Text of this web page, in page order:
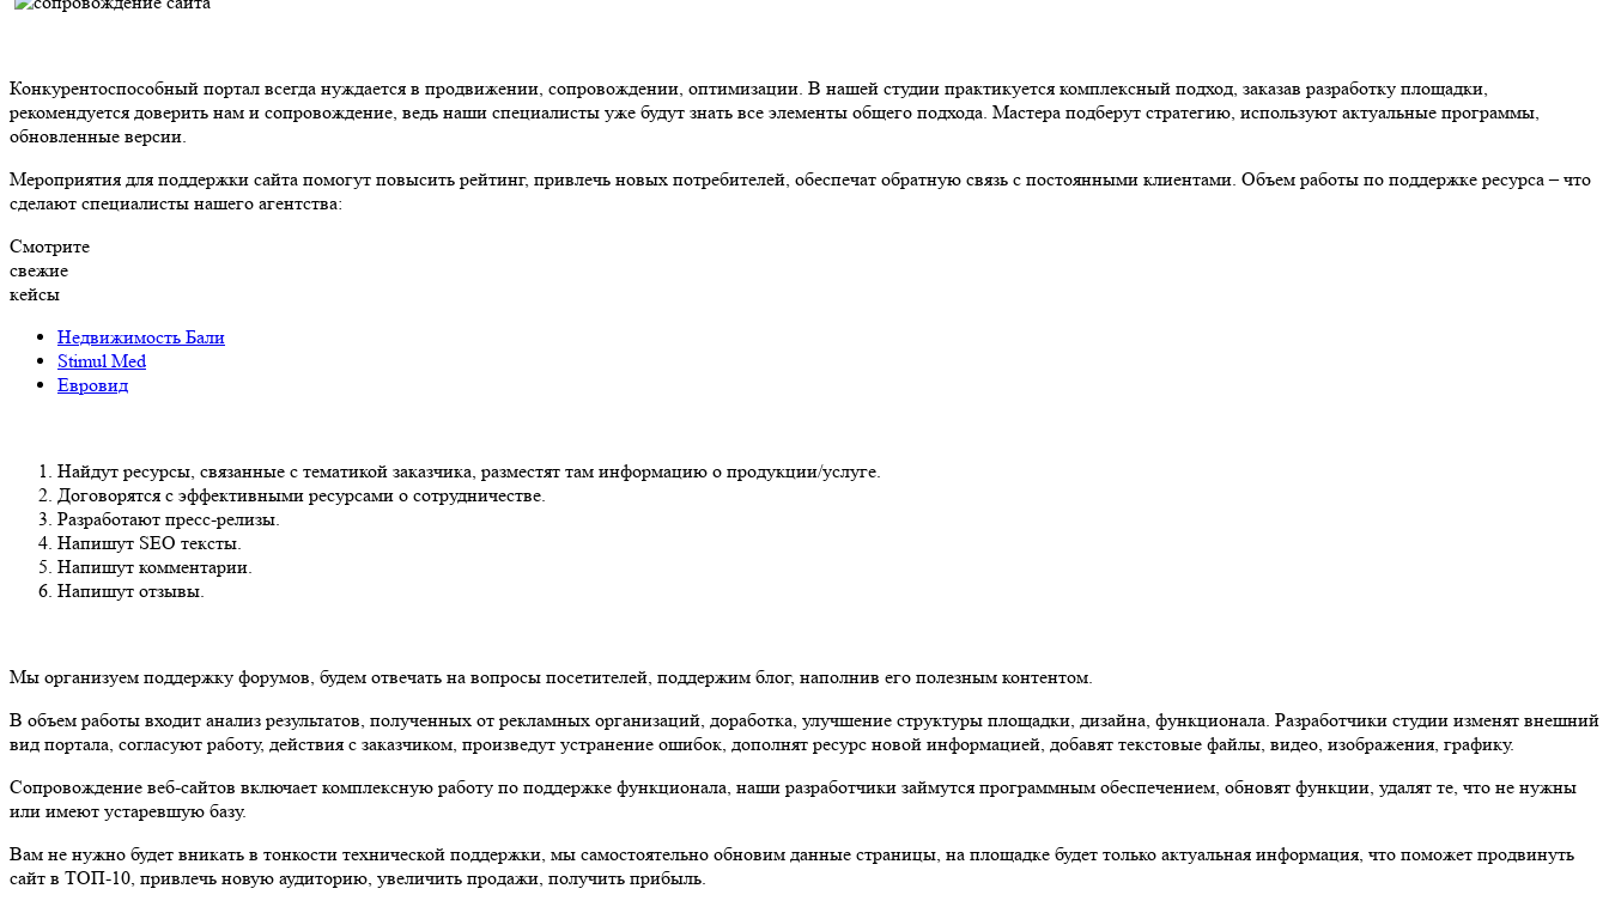
Конкурентоспособный портал всегда нуждается в продвижении, сопровождении, оптимизации. В нашей студии практикуется комплексный подход, заказав разработку площадки,
рекомендуется доверить нам и сопровождение, ведь наши специалисты уже будут знать все элементы общего подхода. Мастера подберут стратегию, используют актуальные программы,
обновленные версии.
Мероприятия для поддержки сайта помогут повысить рейтинг, привлечь новых потребителей, обеспечат обратную связь с постоянными клиентами. Объем работы по поддержке ресурса – что
сделают специалисты нашего агентства:
Смотрите
свежие
кейсы
Недвижимость Бали
Stimul Med
Евровид
Найдут ресурсы, связанные с тематикой заказчика, разместят там информацию о продукции/услуге.
Договорятся с эффективными ресурсами о сотрудничестве.
Разработают пресс-релизы.
Напишут SЕО тексты.
Напишут комментарии.
Напишут отзывы.
Мы организуем поддержку форумов, будем отвечать на вопросы посетителей, поддержим блог, наполнив его полезным контентом.
В объем работы входит анализ результатов, полученных от рекламных организаций, доработка, улучшение структуры площадки, дизайна, функционала. Разработчики студии изменят внешний
вид портала, согласуют работу, действия с заказчиком, произведут устранение ошибок, дополнят ресурс новой информацией, добавят текстовые файлы, видео, изображения, графику.
Сопровождение веб-сайтов включает комплексную работу по поддержке функционала, наши разработчики займутся программным обеспечением, обновят функции, удалят те, что не нужны
или имеют устаревшую базу.
Вам не нужно будет вникать в тонкости технической поддержки, мы самостоятельно обновим данные страницы, на площадке будет только актуальная информация, что поможет продвинуть
сайт в ТОП-10, привлечь новую аудиторию, увеличить продажи, получить прибыль.